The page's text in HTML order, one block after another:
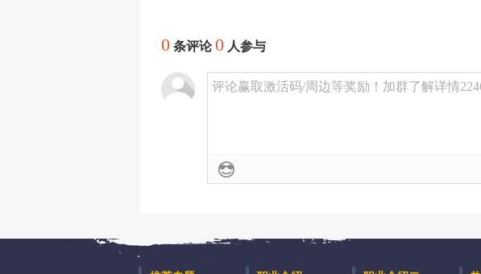
0 条评论0 人参与
评论赢取激活码/周边等奖励！加群了解详情